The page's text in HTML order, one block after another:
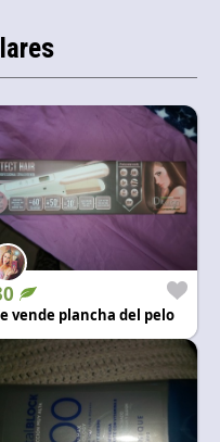
vende plancha del pelo